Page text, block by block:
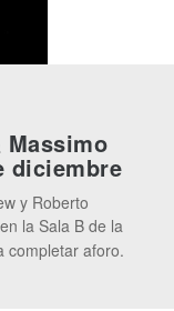
diciembre
y Roberto
la Sala B de la
completar aforo.